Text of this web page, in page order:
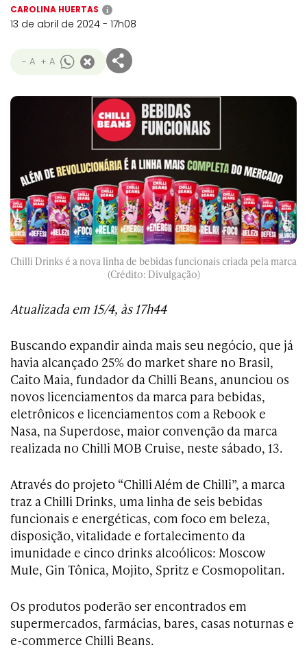
CAROLINA HUERTAS i
13 de abril de 2024 - 17h08
- A + A
Chilli Drinks é a nova linha de bebidas funcionais criada pela marca
(Crédito: Divulgação)
Atualizada em 15/4, às 17h44
Buscando expandir ainda mais seu negócio, que já
havia alcançado 25% do market share no Brasil,
Caito Maia, fundador da Chilli Beans, anunciou os
novos licenciamentos da marca para bebidas,
eletrônicos e licenciamentos com a Rebook e
Nasa, na Superdose, maior convenção da marca
realizada no Chilli MOB Cruise, neste sábado, 13.
Através do projeto “Chilli Além de Chilli”, a marca
traz a Chilli Drinks, uma linha de seis bebidas
funcionais e energéticas, com foco em beleza,
disposição, vitalidade e fortalecimento da
imunidade e cinco drinks alcoólicos: Moscow
Mule, Gin Tônica, Mojito, Spritz e Cosmopolitan.
Os produtos poderão ser encontrados em
supermercados, farmácias, bares, casas noturnas e
e-commerce Chilli Beans.